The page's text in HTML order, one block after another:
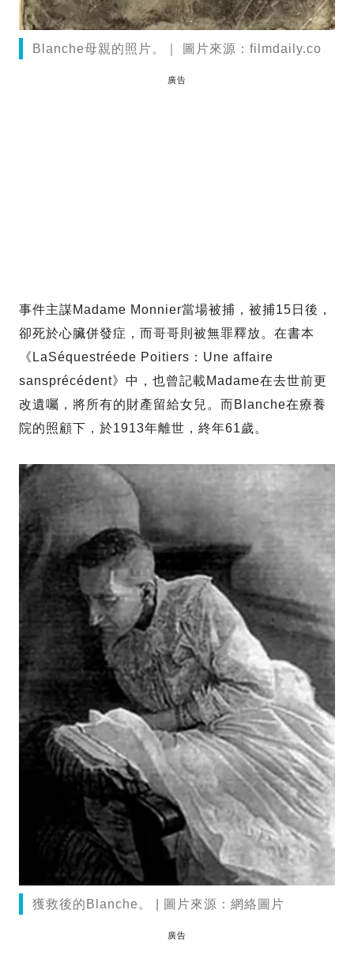
Blanche母親的照片。｜ 圖片來源：filmdaily.co
廣告
事件主謀Madame Monnier當場被捕，被捕15日後，
卻死於心臟併發症，而哥哥則被無罪釋放。在書本
《LaSéquestréede Poitiers：Une affaire
sansprécédent》中，也曾記載Madame在去世前更
改遺囑，將所有的財產留給女兒。而Blanche在療養
院的照顧下，於1913年離世，終年61歲。
獲救後的Blanche。 | 圖片來源：網絡圖片
廣告